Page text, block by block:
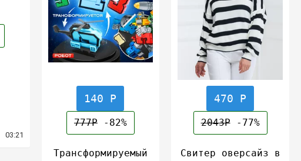
03:21
140 Р
777Р-82%
Трансформируемый
470 Р
2043Р-77%
Свитер оверсайз в